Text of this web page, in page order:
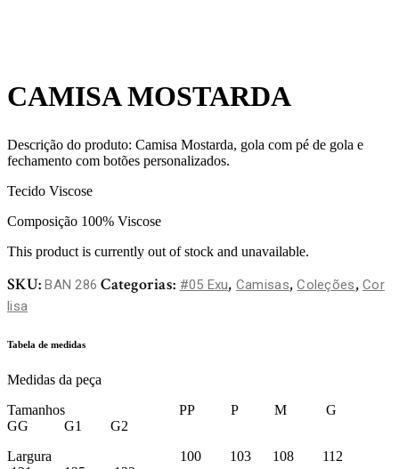
CAMISA MOSTARDA
Descrição do produto: Camisa Mostarda, gola com pé de gola e
fechamento com botões personalizados.
Tecido Viscose
Composição 100% Viscose
This product is currently out of stock and unavailable.
SKU:BAN 286 Categorias: #05 Exu, Camisas,Coleções,Cor
lisa
Tabela de medidas
Medidas da peça
Tamanhos PP P M G
GG G1 G2
Largura 100 103 108 112